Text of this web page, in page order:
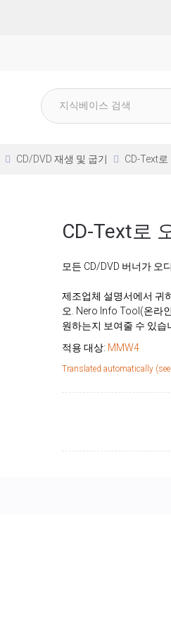
CD/DVD 재생 및 굽기 CD-Text
CD-Text로
모든 CD/DVD 버너가 오
제조업체 설명서에서 귀
오. Nero Info Tool(온라
원하는지 보여줄 수 있습
적용 대상: MMW4
Translated automatically